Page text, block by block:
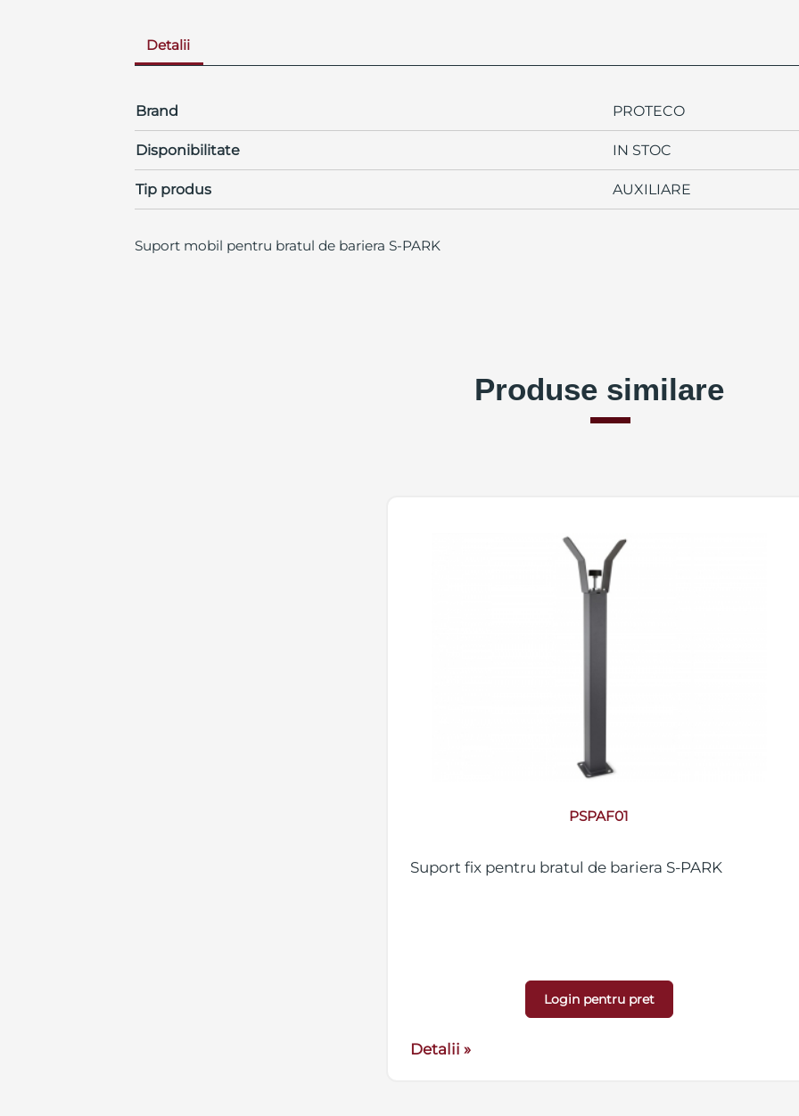
Detalii
Brand PROTECO
Disponibilitate IN STOC
Tip produs AUXILIARE
Suport mobil pentru bratul de bariera S-PARK
Produse similare
PSPAF01
Suport fix pentru bratul de bariera S-PARK
Login pentru pret
Detalii »